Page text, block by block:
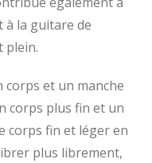
à la guitare de
plein.
corps et un manche
corps plus fin et un
corps fin et léger en
plus librement,